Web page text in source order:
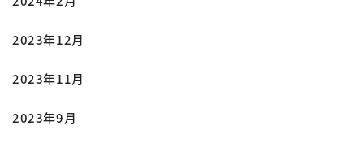
2023年12月
2023年11月
2023年9月